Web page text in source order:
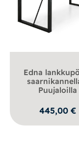
Edna
Puujaloilla
445,00€